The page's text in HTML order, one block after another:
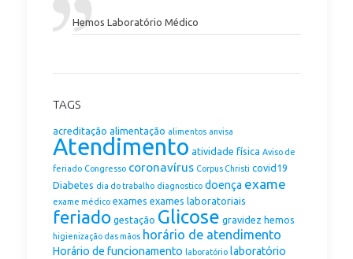
Hemos Laboratório Médico
TAGS
acreditação alimentação alimentos anvisa
Atendimento atividade física Aviso de
feriado Congresso coronavírus Corpus Christi covid19
Diabetes dia do trabalho diagnostico doença exame
exame médico exames exames laboratoriais
feriado gestação Glicose gravidez hemos
higienização das mãos horário de atendimento
Horário de funcionamento laboratório laboratório